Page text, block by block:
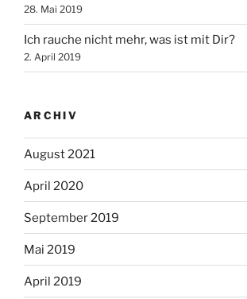
28. Mai 2019
Ich rauche nicht mehr, was ist mit Dir?
2. April 2019
ARCHIV
August 2021
April 2020
September 2019
Mai 2019
April 2019